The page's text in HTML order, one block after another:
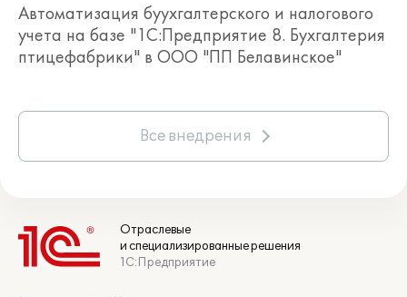
Автоматизация буухгалтерского и налогового
учета на базе "1С:Предприятие 8. Бухгалтерия
птицефабрики" в ООО "ПП Белавинское"
Все внедрения
Отраслевые
и специализированные решения
1С:Предприятие